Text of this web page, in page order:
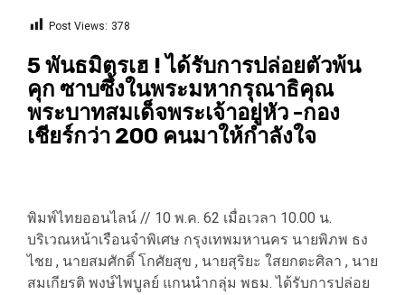
Post Views: 378
5 พันธมิตรเฮ ! ได้รับการปล่อยตัวพ้น
คุก ซาบซึ้งในพระมหากรุณาธิคุณ
พระบาทสมเด็จพระเจ้าอยู่หัว -กอง
เชียร์กว่า 200 คนมาให้กำลังใจ
พิมพ์ไทยออนไลน์ // 10 พ.ค. 62 เมื่อเวลา 10.00 น.
บริเวณหน้าเรือนจำพิเศษ กรุงเทพมหานคร นายพิภพ ธง
ไชย , นายสมศักดิ์ โกศัยสุข , นายสุริยะ ใสยกตะศิลา , นาย
สมเกียรติ พงษ์ไพบูลย์ แกนนำกลุ่ม พธม. ได้รับการปล่อย